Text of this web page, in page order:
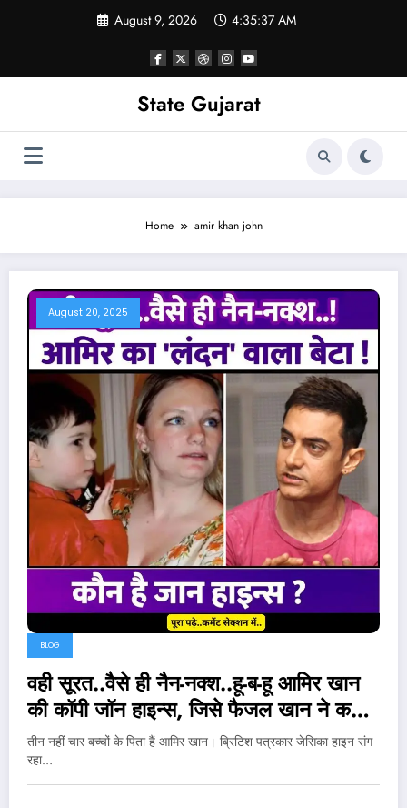
August 9, 2026 4:35:38 AM
State Gujarat
Home amir khan john
August 20, 2025
BLOG
वही सूरत..वैसे ही नैन-नक्श..हू-ब-हू आमिर खान
की कॉपी जॉन हाइन्स, जिसे फैजल खान ने कहा
एक्टर का बेटा!..
तीन नहीं चार बच्चों के पिता हैं आमिर खान। ब्रिटिश पत्रकार जेसिका हाइन संग
रहा…